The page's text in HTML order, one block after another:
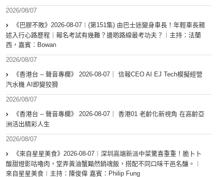
2026/08/07
《巴膠不敗》2026-08-07︱(第151集) 由巴士迷變身車長！年輕車長親
述入行心路歷程｜報名考試有幾難？邊啲路線最考功夫？︱主持：法蘭
西，嘉賓︰Bowan
2026/08/07
《香港台 – 聲音專欄》 2026-08-07｜ 信報CEO AI EJ Tech模擬經營
汽水機 AI即變狡猾
2026/08/07
《香港台 – 聲音專欄》 2026-08-07｜ 香港01 老齡化新視角 在高齡亞
洲活出精彩人生
2026/08/07
《來自星星美食》2026-08-07︱深圳高端新派中菜驚喜重重！脆卜卜
酸甜燈影咕嚕肉，堂弄黃油蟹黯然銷魂飯，搭配不同口味干邑名釀。︱
來自星星美食︱主持：陳俊偉 嘉賓：Philip Fung